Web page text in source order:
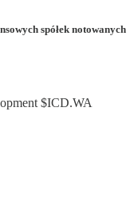
spółek notowanych
$ICD.WA